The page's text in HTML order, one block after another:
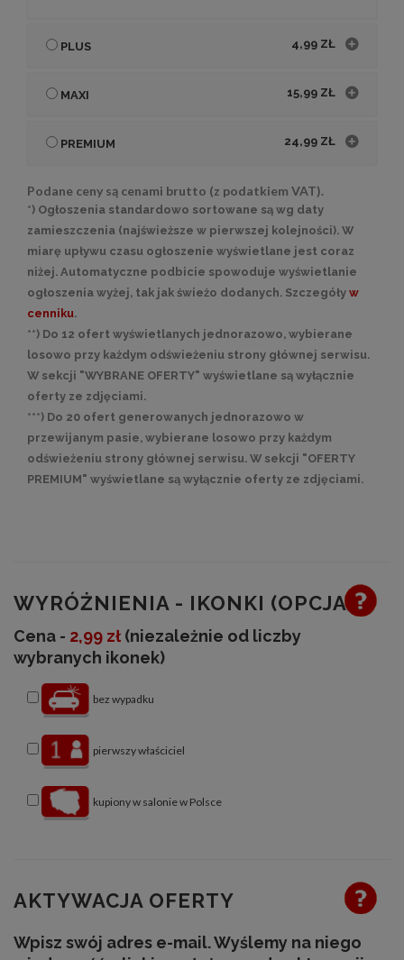
PLUS 4,99 ZŁ
MAXI 15,99 ZŁ
PREMIUM 24,99 ZŁ
Podane ceny są cenami brutto (z podatkiem VAT).
*) Ogłoszenia standardowo sortowane są wg daty
zamieszczenia (najświeższe w pierwszej kolejności). W
miarę upływu czasu ogłoszenie wyświetlane jest coraz
niżej. Automatyczne podbicie spowoduje wyświetlanie
ogłoszenia wyżej, tak jak świeżo dodanych. Szczegóły w
cenniku.
**) Do 12 ofert wyświetlanych jednorazowo, wybierane
losowo przy każdym odświeżeniu strony głównej serwisu.
W sekcji "WYBRANE OFERTY" wyświetlane są wyłącznie
oferty ze zdjęciami.
***) Do 20 ofert generowanych jednorazowo w
przewijanym pasie, wybierane losowo przy każdym
odświeżeniu strony głównej serwisu. W sekcji "OFERTY
PREMIUM" wyświetlane są wyłącznie oferty ze zdjęciami.
WYRÓŻNIENIA - IKONKI (OPCJA)
Cena - 2,99 zł (niezależnie od liczby
wybranych ikonek)
bez wypadku
pierwszy właściciel
kupiony w salonie w Polsce
AKTYWACJA OFERTY
Wpisz swój adres e-mail. Wyślemy na niego